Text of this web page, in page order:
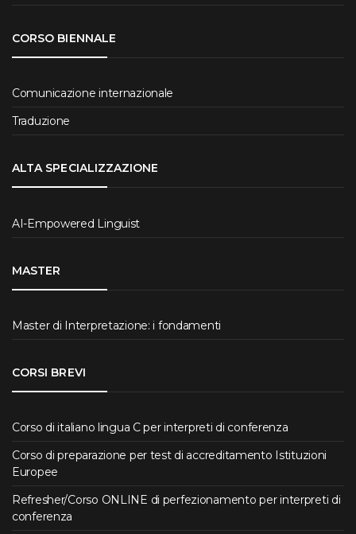
CORSO BIENNALE
Comunicazione internazionale
Traduzione
ALTA SPECIALIZZAZIONE
AI-Empowered Linguist
MASTER
Master di Interpretazione: i fondamenti
CORSI BREVI
Corso di italiano lingua C per interpreti di conferenza
Corso di preparazione per test di accreditamento Istituzioni
Europee
Refresher/Corso ONLINE di perfezionamento per interpreti di
conferenza